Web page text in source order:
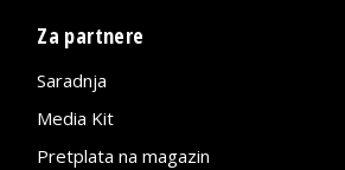
Za partnere
Saradnja
Media Kit
Pretplata na magazin